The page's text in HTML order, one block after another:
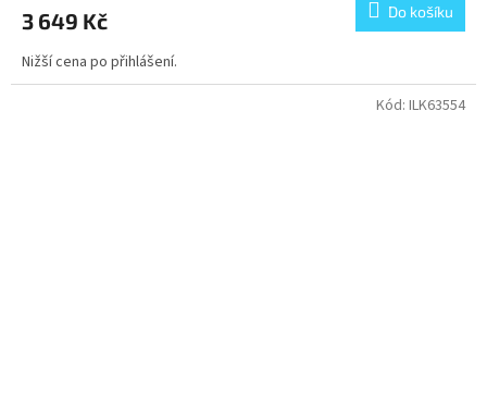
3 649 Kč Do košíku
Nižší cena po přihlášení.
Kód: ILK63554